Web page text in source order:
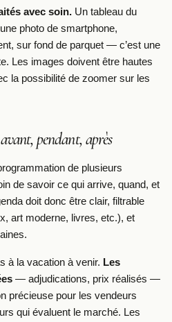
avec soin. Un tableau du
photo de smartphone,
sur fond de parquet — c’est une
Les images doivent être hautes
la possibilité de zoomer sur les
pendant, après
de plusieurs
de savoir ce qui arrive, quand, et
doit donc être clair, filtrable
art moderne, livres, etc.), et
à la vacation à venir. Les
— adjudications, prix réalisés —
précieuse pour les vendeurs
qui évaluent le marché. Les